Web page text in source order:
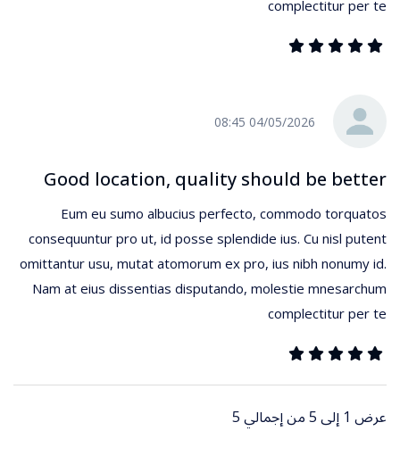
complectitur per te
04/05/2026 08:45
Good location, quality should be better
Eum eu sumo albucius perfecto, commodo torquatos
consequuntur pro ut, id posse splendide ius. Cu nisl putent
omittantur usu, mutat atomorum ex pro, ius nibh nonumy id.
Nam at eius dissentias disputando, molestie mnesarchum
complectitur per te
عرض 1 إلى 5 من إجمالي 5